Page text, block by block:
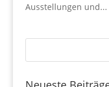
Ausstellungen und...